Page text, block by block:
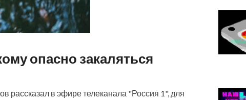
опасно закаляться
рассказал в эфире телеканала "Россия 1", для